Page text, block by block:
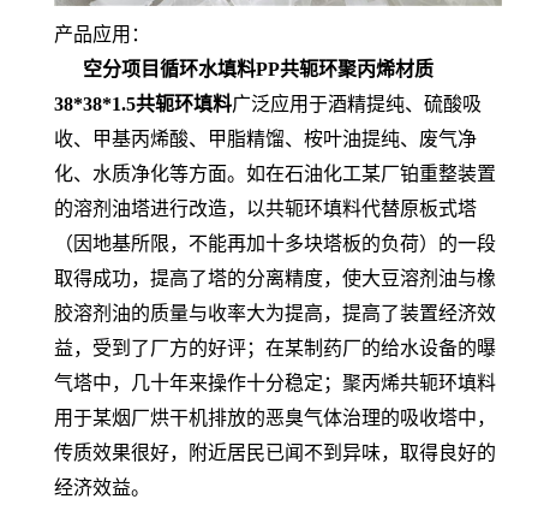
产品应用：
空分项目循环水填料PP共轭环聚丙烯材质
38*38*1.5共轭环填料广泛应用于酒精提纯、硫酸吸
收、甲基丙烯酸、甲脂精馏、桉叶油提纯、废气净
化、水质净化等方面。如在石油化工某厂铂重整装置
的溶剂油塔进行改造，以共轭环填料代替原板式塔
（因地基所限，不能再加十多块塔板的负荷）的一段
取得成功，提高了塔的分离精度，使大豆溶剂油与橡
胶溶剂油的质量与收率大为提高，提高了装置经济效
益，受到了厂方的好评；在某制药厂的给水设备的曝
气塔中，几十年来操作十分稳定；聚丙烯共轭环填料
用于某烟厂烘干机排放的恶臭气体治理的吸收塔中，
传质效果很好，附近居民已闻不到异味，取得良好的
经济效益。